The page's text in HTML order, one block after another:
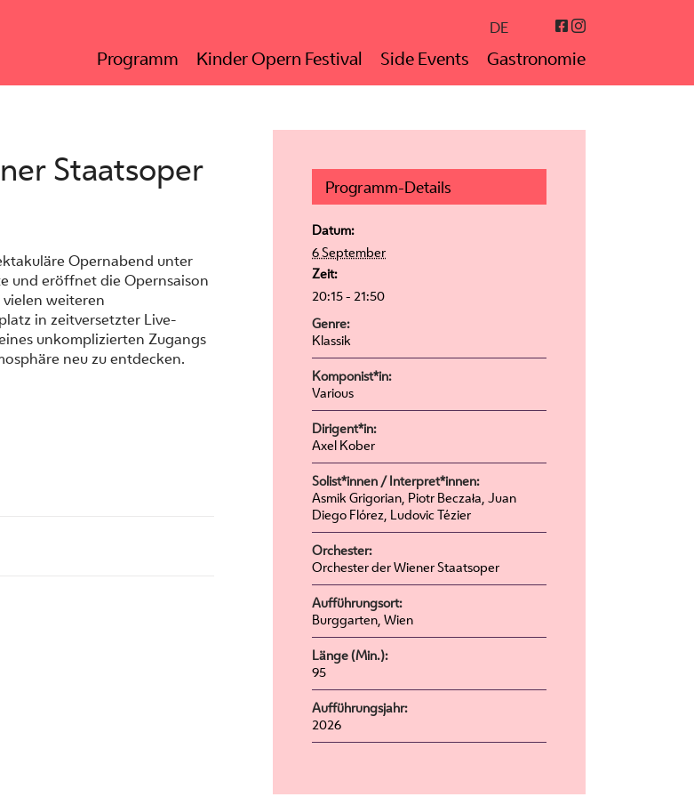
DE Facebook
Programm Kinder Opern Festival Side Events Gastronomie
Staatsoper
Opernabend unter
und eröffnet die Opernsaison
weiteren
in zeitversetzter Live-
unkomplizierten Zugangs
neu zu entdecken.
Programm-Details
Datum:
6 September
Zeit:
20:15 - 21:50
Genre:
Klassik
Komponist*in:
Various
Dirigent*in:
Axel Kober
Solist*innen / Interpret*innen:
Asmik Grigorian, Piotr Beczała, Juan
Diego Flórez, Ludovic Tézier
Orchester:
Orchester der Wiener Staatsoper
Aufführungsort:
Burggarten, Wien
Länge (Min.):
95
Aufführungsjahr:
2026